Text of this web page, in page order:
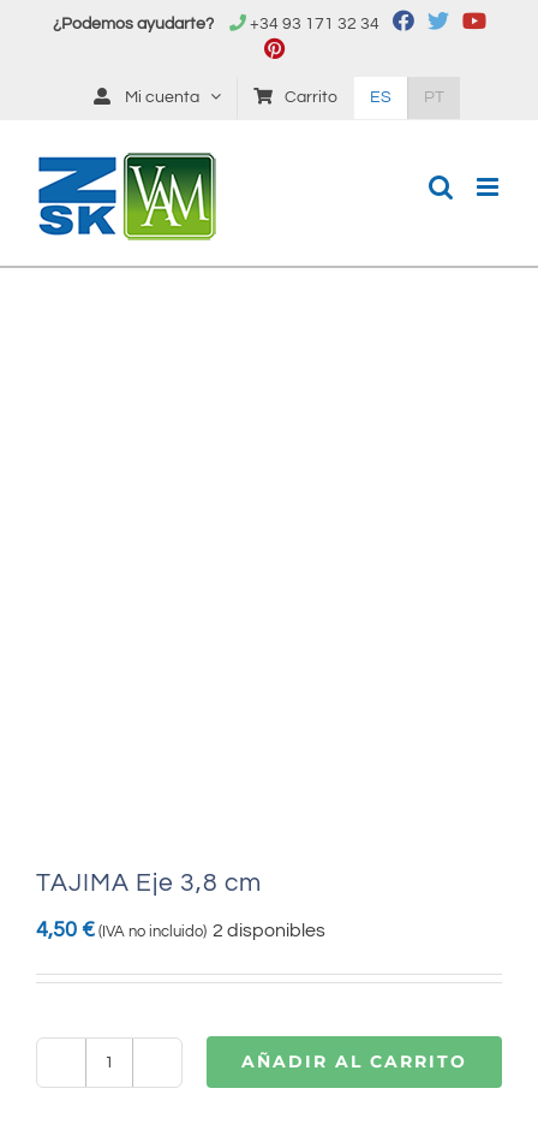
¿Podemos ayudarte? +34 93 171 32 34
Mi cuenta Carrito ES PT
TAJIMA Eje 3,8 cm
4,50 € (IVA no incluido) 2 disponibles
AÑADIR AL CARRITO